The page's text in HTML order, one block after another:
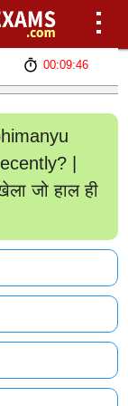
00:09:46
|
जो हाल ही